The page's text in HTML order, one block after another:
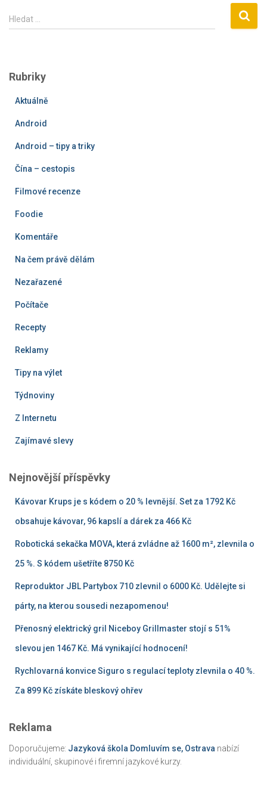
V
y
d
Hledat …
Rubriky
Aktuálně
Android
Android – tipy a triky
Čína – cestopis
Filmové recenze
Foodie
Komentáře
Na čem právě dělám
Nezařazené
Počítače
Recepty
Reklamy
Tipy na výlet
Týdnoviny
Z Internetu
Zajímavé slevy
Nejnovější příspěvky
Kávovar Krups je s kódem o 20 % levnější. Set za 1792 Kč
obsahuje kávovar, 96 kapslí a dárek za 466 Kč
Robotická sekačka MOVA, která zvládne až 1600 m², zlevnila o
25 %. S kódem ušetříte 8750 Kč
Reproduktor JBL Partybox 710 zlevnil o 6000 Kč. Udělejte si
párty, na kterou sousedi nezapomenou!
Přenosný elektrický gril Niceboy Grillmaster stojí s 51%
slevou jen 1467 Kč. Má vynikající hodnocení!
Rychlovarná konvice Siguro s regulací teploty zlevnila o 40 %.
Za 899 Kč získáte bleskový ohřev
Reklama
Doporučujeme: Jazyková škola Domluvím se, Ostrava nabízí
individuální, skupinové i firemní jazykové kurzy.